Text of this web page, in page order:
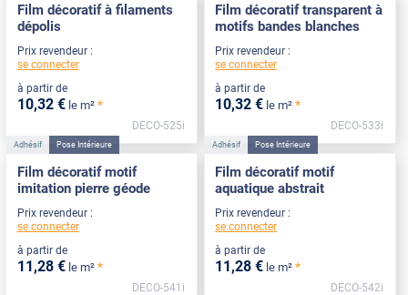
Film décoratif à filaments
dépolis
Prix revendeur :
se connecter
à partir de
10,32 € le m² *
DECO-525i
Film décoratif transparent à
motifs bandes blanches
Prix revendeur :
se connecter
à partir de
10,32 € le m² *
DECO-533i
Adhésif Pose Intérieure
Film décoratif motif
imitation pierre géode
Prix revendeur :
se connecter
à partir de
11 ,28 € le m² *
DECO-541i
Adhésif Pose Intérieure
Film décoratif motif
aquatique abstrait
Prix revendeur :
se connecter
à partir de
11 ,28 € le m² *
DECO-542i